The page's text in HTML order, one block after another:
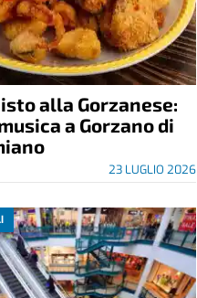
alla Gorzanese:
a Gorzano di
23 LUGLIO 2026